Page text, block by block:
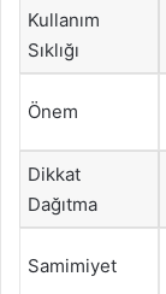
Kullanım
Sıklığı
Önem
Dikkat
Dağıtma
Samimiyet